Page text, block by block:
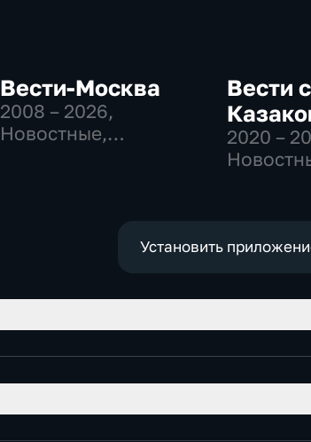
Вести-Москва
2008 – 2026,
Новостные,
Вести
2020 –
Установить